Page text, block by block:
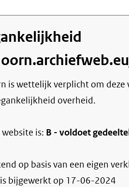
is wettelijk verplicht om
overheid.
website is: B - voldoet
op basis van een eigen
bijgewerkt op 17-06-2024